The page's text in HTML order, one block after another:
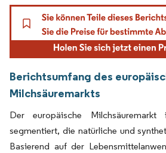
Berichtsumfang des
Milchsäuremarkts
Der europäische
segmentiert, die natürliche und
Basierend auf der